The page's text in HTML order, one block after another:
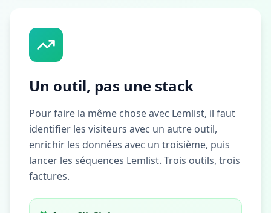
Un outil, pas une stack
Pour faire la même chose avec Lemlist, il faut
identifier les visiteurs avec un autre outil,
enrichir les données avec un troisième, puis
lancer les séquences Lemlist. Trois outils, trois
factures.